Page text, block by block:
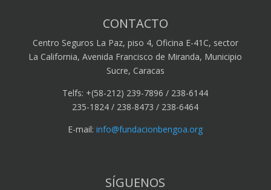
CONTACTO
Centro Seguros La Paz, piso 4, Oficina E-41C, sector
La California, Avenida Francisco de Miranda, Municipio
Sucre, Caracas
Telfs: +(58-212) 239-7896 / 238-6144
235-1824 / 238-8473 / 238-6464
E-mail:info@fundacionbengoa.org
SÍGUENOS